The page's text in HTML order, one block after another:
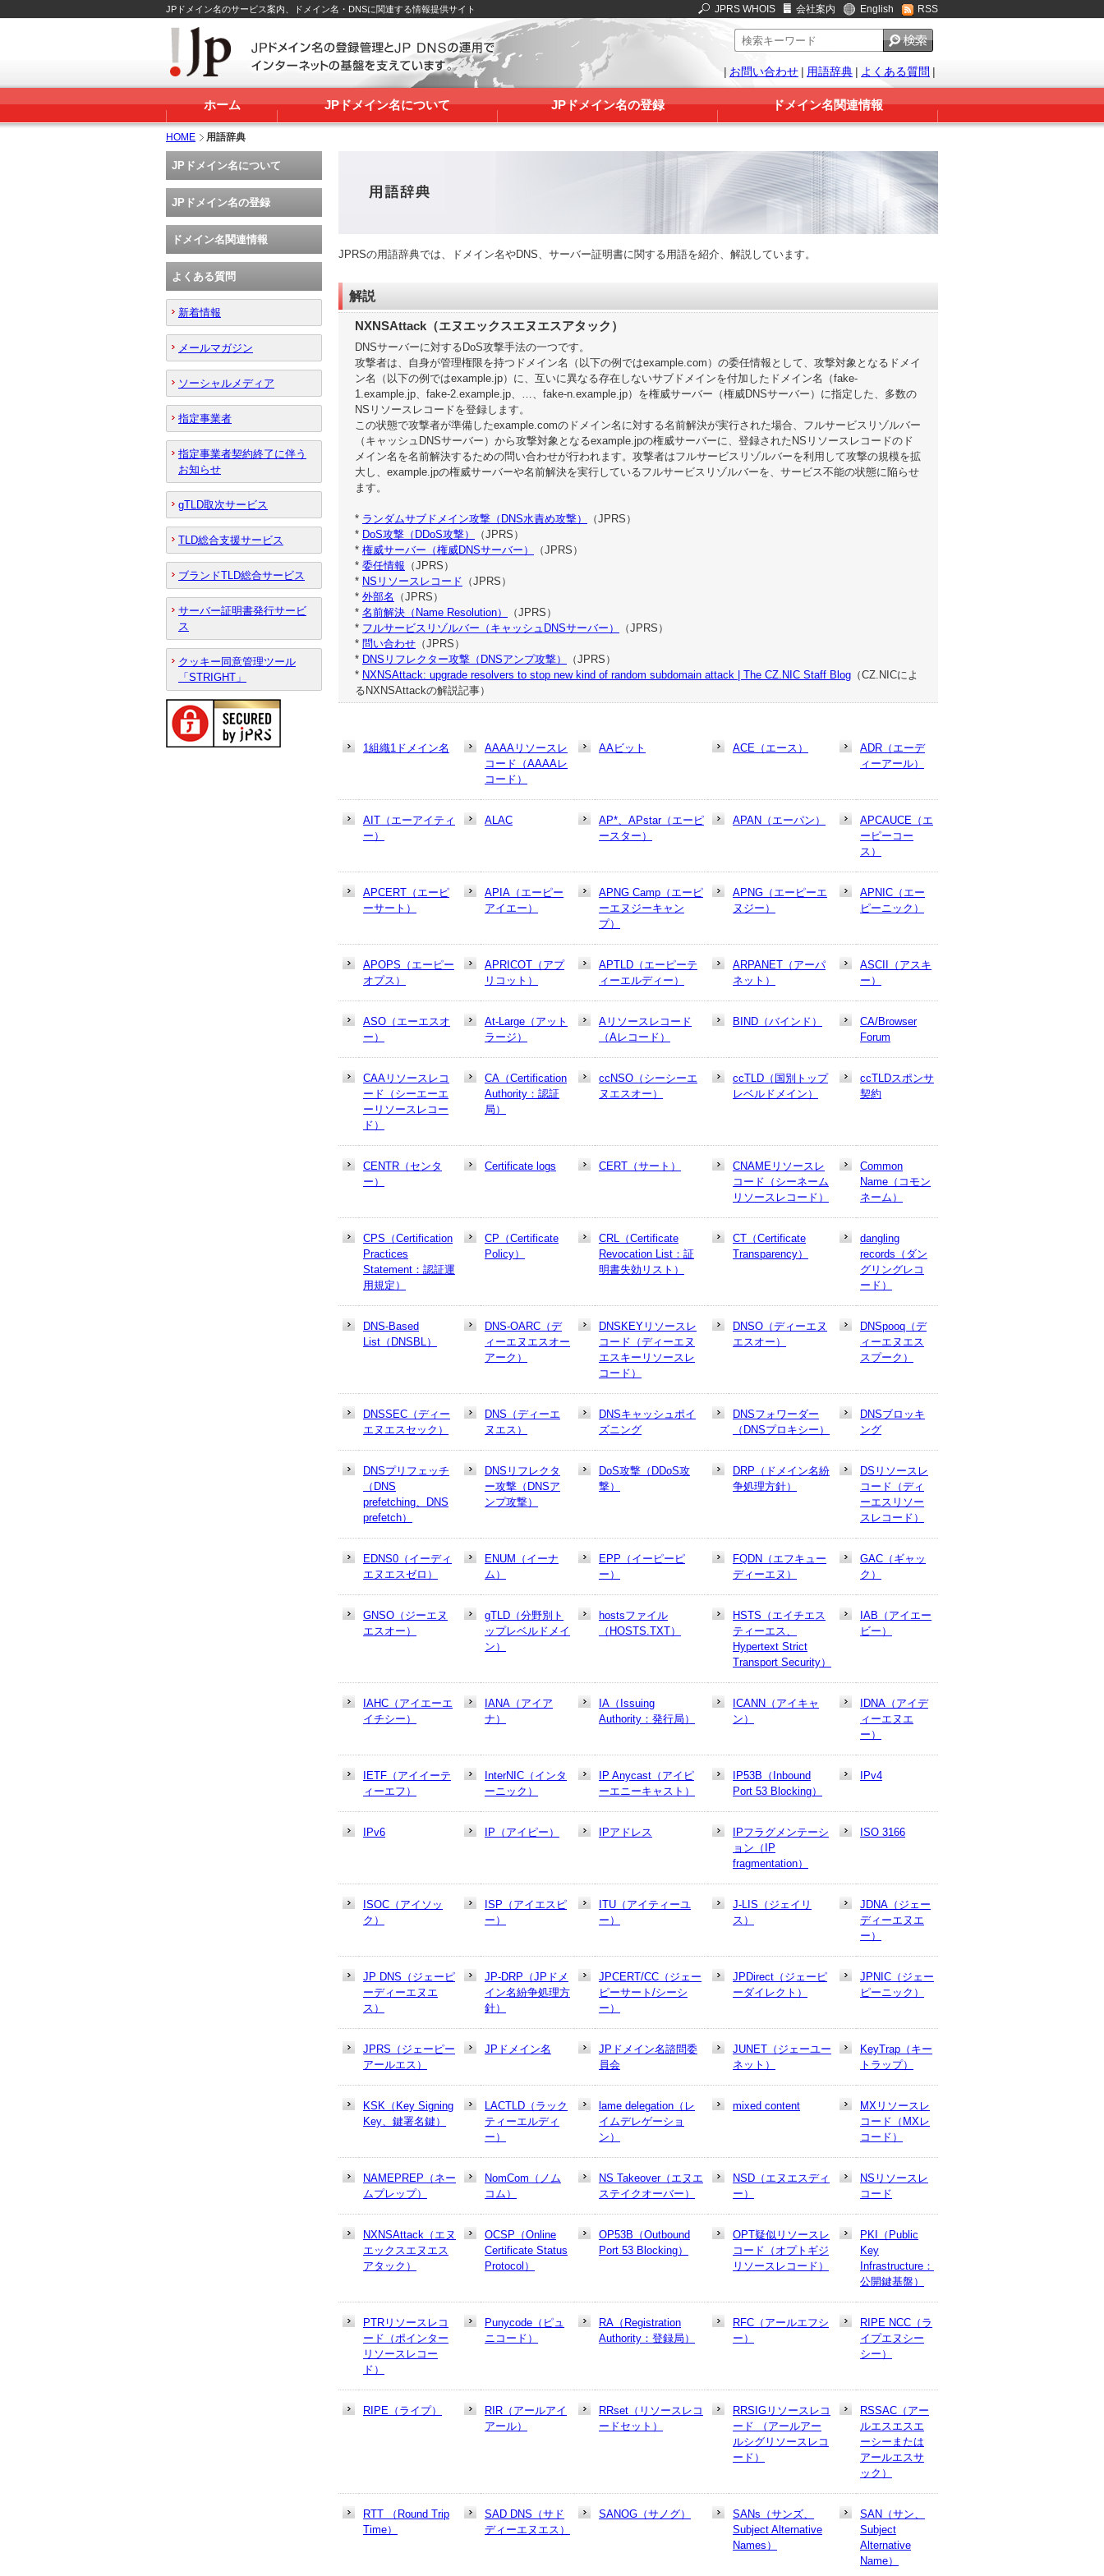
JPドメイン名のサービス案内、ドメイン名・DNSに関連する情報提供サイト JPRS WHOIS 会社案内 English RSS
| お問い合わせ | 用語辞典 | よくある質問 |
ホーム JPドメイン名について JPドメイン名の登録 ドメイン名関連情報
HOME 用語辞典
JPRSの用語辞典では、ドメイン名やDNS、サーバー証明書に関する用語を紹介、解説しています。
解説
NXNSAttack（エヌエックスエヌエスアタック）
DNSサーバーに対するDoS攻撃手法の一つです。
攻撃者は、自身が管理権限を持つドメイン名（以下の例ではexample.com）の委任情報として、攻撃対象となるドメイ
ン名（以下の例ではexample.jp）に、互いに異なる存在しないサブドメインを付加したドメイン名（fake-
1.example.jp、fake-2.example.jp、…、fake-n.example.jp）を権威サーバー（権威DNSサーバー）に指定した、多数の
NSリソースレコードを登録します。
この状態で攻撃者が準備したexample.comのドメイン名に対する名前解決が実行された場合、フルサービスリゾルバー
（キャッシュDNSサーバー）から攻撃対象となるexample.jpの権威サーバーに、登録されたNSリソースレコードのド
メイン名を名前解決するための問い合わせが行われます。攻撃者はフルサービスリゾルバーを利用して攻撃の規模を拡
大し、example.jpの権威サーバーや名前解決を実行しているフルサービスリゾルバーを、サービス不能の状態に陥らせ
ます。
* ランダムサブドメイン攻撃（DNS水責め攻撃）
（JPRS）
* DoS攻撃（DDoS攻撃）
（JPRS）
* 権威サーバー（権威DNSサーバー）
（JPRS）
* 委任情報 （JPRS）
* NSリソースレコード （JPRS）
* 外部名
（JPRS）
* 名前解決（Name Resolution）
（JPRS）
* フルサービスリゾルバー（キャッシュDNSサーバー）
（JPRS）
* 問い合わせ （JPRS）
* DNSリフレクター攻撃（DNSアンプ攻撃）
（JPRS）
* NXNSAttack: upgrade resolvers to stop new kind of random subdomain attack | The CZ.NIC Staff Blog （CZ.NICによ
るNXNSAttackの解説記事）
1組織1ドメイン名
AAAAリソースレ
コード（AAAAレ
コード）
AAビット ACE（エース）
ADR（エーデ
ィーアール）
AIT（エーアイティ
ー）
ALAC
AP*、APstar（エーピ
ースター）
APAN（エーパン）
APCAUCE（エ
ーピーコー
ス）
APCERT（エーピ
ーサート）
APIA（エーピー
アイエー）
APNG Camp（エーピ
ーエヌジーキャン
プ）
APNG（エーピーエ
ヌジー）
APNIC（エー
ピーニック）
APOPS（エーピー
オプス）
APRICOT（アプ
リコット）
APTLD（エーピーテ
ィーエルディー）
ARPANET（アーパ
ネット）
ASCII（アスキ
ー）
ASO（エーエスオ
ー）
At-Large（アット
ラージ）
Aリソースレコード
（Aレコード）
BIND（バインド）
CA/Browser
Forum
CAAリソースレコ
ード（シーエーエ
ーリソースレコー
ド）
CA（Certification
Authority：認証
局）
ccNSO（シーシーエ
ヌエスオー）
ccTLD（国別トップ
レベルドメイン）
ccTLDスポンサ
契約
CENTR（センタ
ー）
Certificate logs CERT（サート）
CNAMEリソースレ
コード（シーネーム
リソースレコード）
Common
Name（コモン
ネーム）
CPS（Certification
Practices
Statement：認証運
用規定）
CP（Certificate
Policy）
CRL（Certificate
Revocation List：証
明書失効リスト）
CT（Certificate
Transparency）
dangling
records（ダン
グリングレコ
ード）
DNS-Based
List（DNSBL）
DNS-OARC（デ
ィーエヌエスオー
アーク）
DNSKEYリソースレ
コード（ディーエヌ
エスキーリソースレ
コード）
DNSO（ディーエヌ
エスオー）
DNSpooq（デ
ィーエヌエス
スプーク）
DNSSEC（ディー
エヌエスセック）
DNS（ディーエ
ヌエス）
DNSキャッシュポイ
ズニング
DNSフォワーダー
（DNSプロキシー）
DNSブロッキ
ング
DNSプリフェッチ
（DNS
prefetching、DNS
prefetch）
DNSリフレクタ
ー攻撃（DNSア
ンプ攻撃）
DoS攻撃（DDoS攻
撃）
DRP（ドメイン名紛
争処理方針）
DSリソースレ
コード（ディ
ーエスリソー
スレコード）
EDNS0（イーディ
エヌエスゼロ）
ENUM（イーナ
ム）
EPP（イーピーピ
ー）
FQDN（エフキュー
ディーエヌ）
GAC（ギャッ
ク）
GNSO（ジーエヌ
エスオー）
gTLD（分野別ト
ップレベルドメイ
ン）
hostsファイル
（HOSTS.TXT）
HSTS（エイチエス
ティーエス、
Hypertext Strict
Transport Security）
IAB（アイエー
ビー）
IAHC（アイエーエ
イチシー）
IANA（アイア
ナ）
IA（Issuing
Authority：発行局）
ICANN（アイキャ
ン）
IDNA（アイデ
ィーエヌエ
ー）
IETF（アイイーテ
ィーエフ）
InterNIC（インタ
ーニック）
IP Anycast（アイピ
ーエニーキャスト）
IP53B（Inbound
Port 53 Blocking）
IPv4
IPv6 IP（アイピー） IPアドレス
IPフラグメンテーシ
ョン（IP
fragmentation）
ISO 3166
ISOC（アイソッ
ク）
ISP（アイエスピ
ー）
ITU（アイティーユ
ー）
J-LIS（ジェイリ
ス）
JDNA（ジェー
ディーエヌエ
ー）
JP DNS（ジェーピ
ーディーエヌエ
ス）
JP-DRP（JPドメ
イン名紛争処理方
針）
JPCERT/CC（ジェー
ピーサート/シーシ
ー）
JPDirect（ジェーピ
ーダイレクト）
JPNIC（ジェー
ピーニック）
JPRS（ジェーピー
アールエス）
JPドメイン名
JPドメイン名諮問委
員会
JUNET（ジェーユー
ネット）
KeyTrap（キー
トラップ）
KSK（Key Signing
Key、鍵署名鍵）
LACTLD（ラック
ティーエルディ
ー）
lame delegation（レ
イムデレゲーショ
ン）
mixed content
MXリソースレ
コード（MXレ
コード）
NAMEPREP（ネー
ムプレップ）
NomCom（ノム
コム）
NS Takeover（エヌエ
ステイクオーバー）
NSD（エヌエスディ
ー）
NSリソースレ
コード
NXNSAttack（エヌ
エックスエヌエス
アタック）
OCSP（Online
Certificate Status
Protocol）
OP53B（Outbound
Port 53 Blocking）
OPT疑似リソースレ
コード（オプトギジ
リソースレコード）
PKI（Public
Key
Infrastructure：
公開鍵基盤）
PTRリソースレコ
ード（ポインター
リソースレコー
ド）
Punycode（ピュ
ニコード）
RA（Registration
Authority：登録局）
RFC（アールエフシ
ー）
RIPE NCC（ラ
イプエヌシー
シー）
RIPE（ライプ）
RIR（アールアイ
アール）
RRset（リソースレコ
ードセット）
RRSIGリソースレコ
ード （アールアー
ルシグリソースレコ
ード）
RSSAC（アー
ルエスエスエ
ーシーまたは
アールエスサ
ック）
RTT （Round Trip
Time）
SAD DNS（サド
ディーエヌエス）
SANOG（サノグ）
SANs（サンズ、
Subject Alternative
Names）
SAN（サン、
Subject
Alternative
Name）
JPドメイン名について
JPドメイン名の登録
ドメイン名関連情報
よくある質問
新着情報
メールマガジン
ソーシャルメディア
指定事業者
指定事業者契約終了に伴う
お知らせ
gTLD取次サービス
TLD総合支援サービス
ブランドTLD総合サービス
サーバー証明書発行サービ
ス
クッキー同意管理ツール
「STRIGHT」